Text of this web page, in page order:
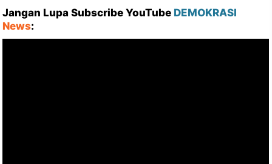
Jangan Lupa Subscribe YouTube DEMOKRASI
News: